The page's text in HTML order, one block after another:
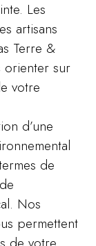
Les
artisans
Terre &
orienter sur
votre
d’une
de
Nos
permettent